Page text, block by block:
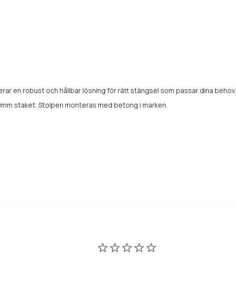
en robust och hållbar lösning för rätt stängsel som passar dina behov.
staket. Stolpen monteras med betong i marken.